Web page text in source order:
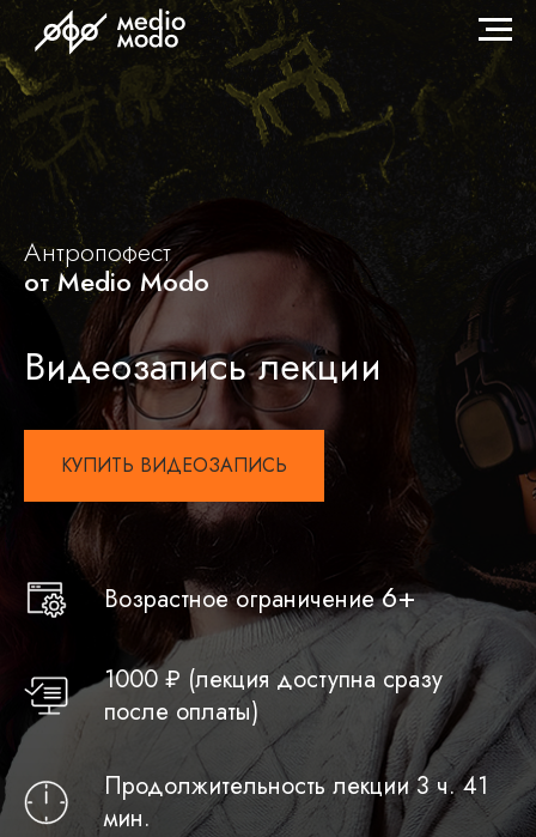
Антропофест
от Мedio Modo
Видеозапись лекции
КУПИТЬ ВИДЕОЗАПИСЬ
Возрастное ограничение6+
1000 ₽ (лекция доступна сразу
после оплаты)
Продолжительность лекции 3 ч. 41
мин.